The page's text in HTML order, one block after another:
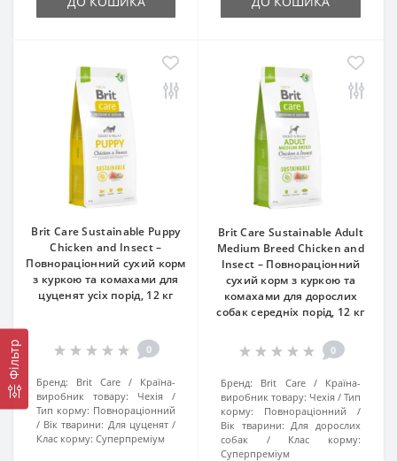
Фільтр
Brit Care Sustainable Puppy
Chicken and Insect –
Повнораціонний сухий корм
з куркою та комахами для
цуценят усіх порід, 12 кг
0
Бренд: Brit Care
Країна-
виробник товару:
Чехія
Тип корму: Повнораціонний
Вік тварини: Для цуценят
Клас корму: Суперпреміум
Brit Care Sustainable Adult
Medium Breed Chicken and
Insect – Повнораціонний
сухий корм з куркою та
комахами для дорослих
собак середніх порід, 12 кг
0
Бренд: Brit Care
Країна-
виробник товару: Чехія
Тип
корму:
Повнораціонний
Вік тварини: Для дорослих
собак
Клас корму:
Суперпреміум